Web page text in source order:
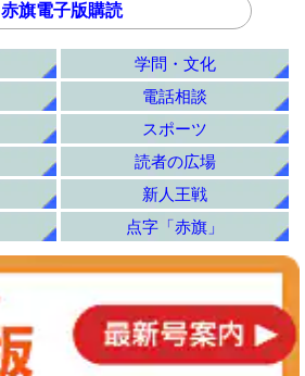
赤旗電子版購読
学問・文化
電話相談
スポーツ
読者の広場
新人王戦
点字「赤旗」